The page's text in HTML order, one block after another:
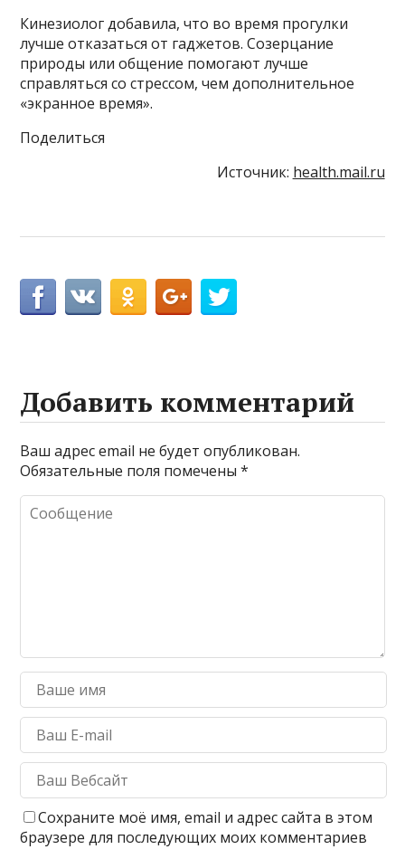
Кинезиолог добавила, что во время прогулки
лучше отказаться от гаджетов. Созерцание
природы или общение помогают лучше
справляться со стрессом, чем дополнительное
«экранное время».
Поделиться
Источник: health.mail.ru
Добавить комментарий
Ваш адрес email не будет опубликован.
Обязательные поля помечены*
Сохраните моё имя, email и адрес сайта в этом
браузере для последующих моих комментариев